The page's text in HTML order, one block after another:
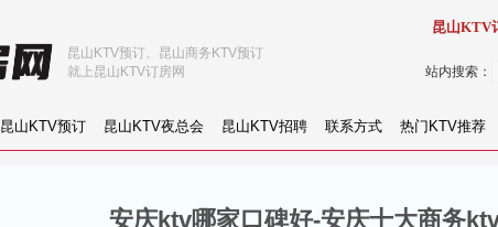
站内搜索：
昆山KTV预订 昆山KTV夜总会 昆山KTV招聘 联系方式 热门KTV推荐
昆山KTV预订、昆山商务KTV预订
就上昆山KTV订房网
昆山KTV
安庆ktv哪家口碑好-安庆十大商务